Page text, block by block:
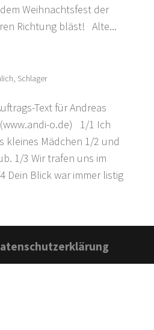
Weihnachtsfest der
Richtung bläst! Alte...
, Schlager
Text für Andreas
o.de) 1/1 Ich
kleines Mädchen 1/2 und
1/3 Wir trafen uns im
Dein Blick war immer listig